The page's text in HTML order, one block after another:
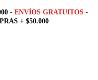
- ENVÍOS GRATUITOS -
+ $50.000